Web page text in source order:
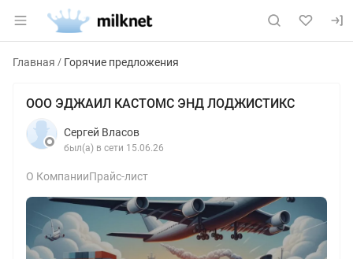
Раздел навигации по сайту milknet.ru
Главная Горячие предложения
ООО ЭДЖАИЛ КАСТОМС ЭНД ЛОДЖИСТИКС
Сергей Власов
был(а) в сети 15.06.26
О КомпанииПрайс-лист